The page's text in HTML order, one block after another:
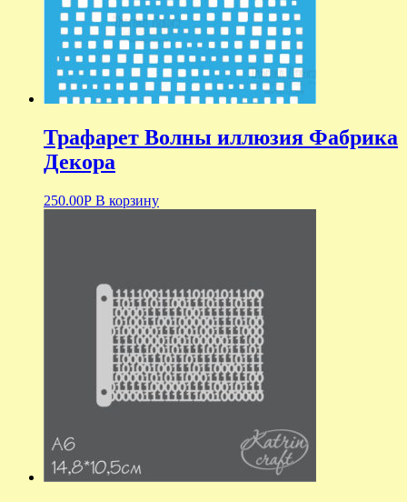
Трафарет Волны иллюзия Фабрика
Декора
250.00Р В корзину